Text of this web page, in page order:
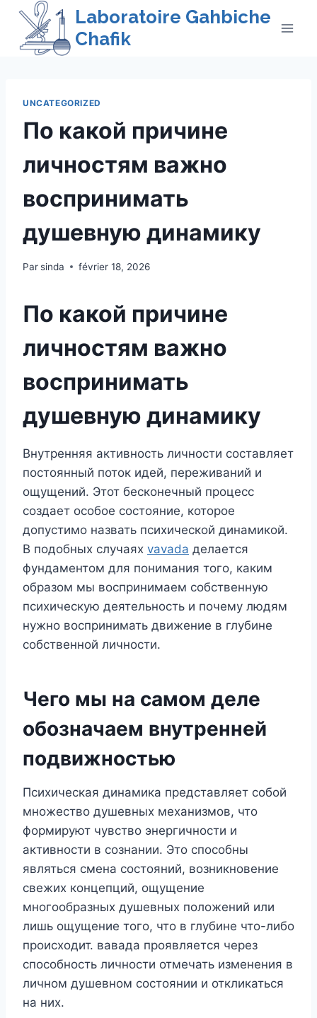
Skip
content
Laboratoire Gahbiche
Chafik
UNCATEGORIZED
По какой причине
личностям важно
воспринимать
душевную динамику
Parsinda février 18, 2026
По какой причине
личностям важно
воспринимать
душевную динамику
Внутренняя активность личности составляет
постоянный поток идей, переживаний и
ощущений. Этот бесконечный процесс
создает особое состояние, которое
допустимо назвать психической динамикой.
В подобных случаях vavada делается
фундаментом для понимания того, каким
образом мы воспринимаем собственную
психическую деятельность и почему людям
нужно воспринимать движение в глубине
собственной личности.
Чего мы на самом деле
обозначаем внутренней
подвижностью
Психическая динамика представляет собой
множество душевных механизмов, что
формируют чувство энергичности и
активности в сознании. Это способны
являться смена состояний, возникновение
свежих концепций, ощущение
многообразных душевных положений или
лишь ощущение того, что в глубине что-либо
происходит. вавада проявляется через
способность личности отмечать изменения в
личном душевном состоянии и откликаться
на них.